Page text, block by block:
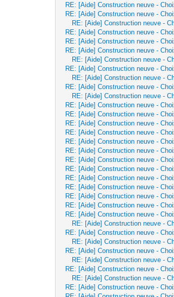
RE: [Aide] Construction neuve -
RE: [Aide] Construction neuve -
RE: [Aide] Construction neuve -
RE: [Aide] Construction neuve -
RE: [Aide] Construction neuve -
RE: [Aide] Construction neuve -
RE: [Aide] Construction neuve -
RE: [Aide] Construction neuve -
RE: [Aide] Construction neuve -
RE: [Aide] Construction neuve -
RE: [Aide] Construction neuve -
RE: [Aide] Construction neuve -
RE: [Aide] Construction neuve -
RE: [Aide] Construction neuve -
RE: [Aide] Construction neuve -
RE: [Aide] Construction neuve -
RE: [Aide] Construction neuve -
RE: [Aide] Construction neuve -
RE: [Aide] Construction neuve -
RE: [Aide] Construction neuve -
RE: [Aide] Construction neuve -
RE: [Aide] Construction neuve -
RE: [Aide] Construction neuve -
RE: [Aide] Construction neuve -
RE: [Aide] Construction neuve -
RE: [Aide] Construction neuve -
RE: [Aide] Construction neuve -
RE: [Aide] Construction neuve -
RE: [Aide] Construction neuve -
RE: [Aide] Construction neuve -
RE: [Aide] Construction neuve -
RE: [Aide] Construction neuve -